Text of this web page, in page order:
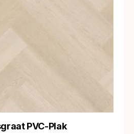
PVC-Plak